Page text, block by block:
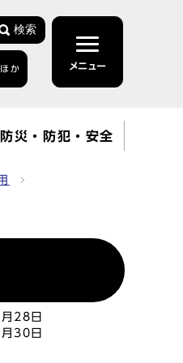
検索
か メニュー
防災・防犯・安全
28日
30日